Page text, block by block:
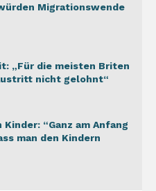
Migrationswende
„Für die meisten Briten
nicht gelohnt“
“Ganz am Anfang
man den Kindern